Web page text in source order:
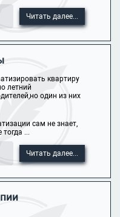
Читать далее...
квартиру
летний
один из них
сам не знает,
...
Читать далее...